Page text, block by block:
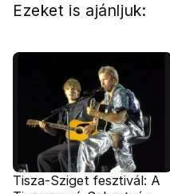
Ezeket is ajánljuk:
Tisza-Sziget fesztivál: A